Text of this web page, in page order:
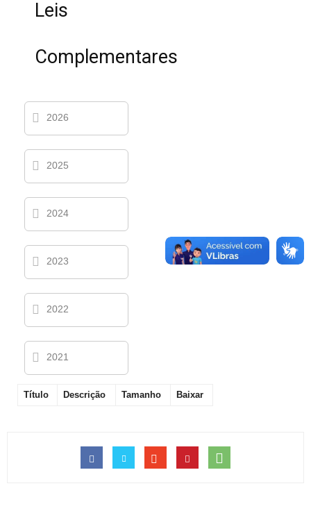
Leis
Complementares
2026
2025
2024
2023
2022
2021
Título Descrição Tamanho Baixar